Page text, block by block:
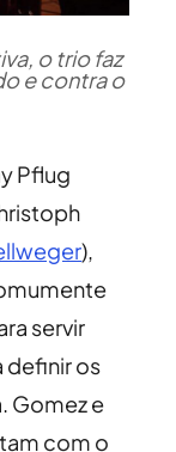
o trio faz
e contra o
Pflug
),
servir
definir os
Gomez e
com o